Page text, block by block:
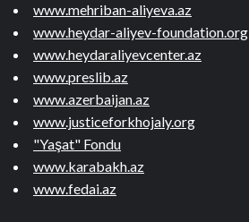
www.mehriban-aliyeva.az
www.heydar-aliyev-foundation.org
www.heydaraliyevcenter.az
www.preslib.az
www.azerbaijan.az
www.justiceforkhojaly.org
"Yaşat" Fondu
www.karabakh.az
www.fedai.az